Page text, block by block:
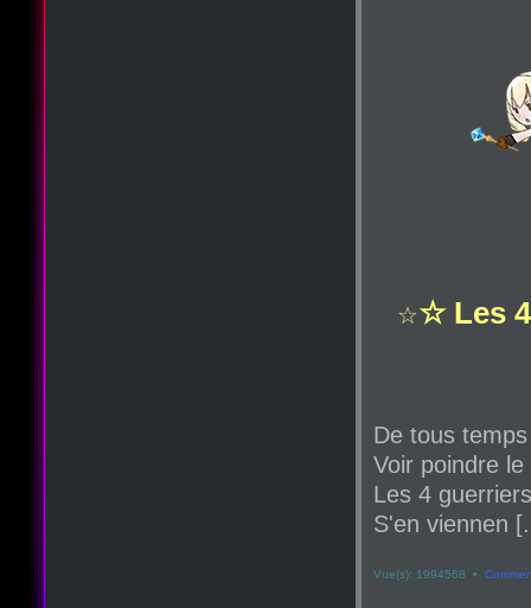
☆☆ Les
De tous
Voir poindre
Les 4
S'en viennen
Vue(s): 1994568 •